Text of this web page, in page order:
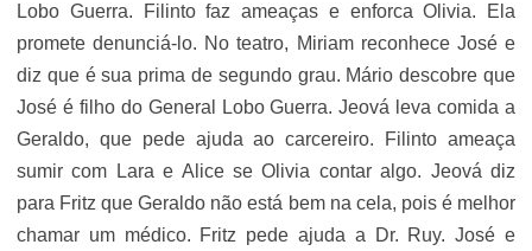
Lobo Guerra. Filinto faz ameaças e enforca Olivia. Ela
promete denunciá-lo. No teatro, Miriam reconhece José e
diz que é sua prima de segundo grau. Mário descobre que
José é filho do General Lobo Guerra. Jeová leva comida a
Geraldo, que pede ajuda ao carcereiro. Filinto ameaça
sumir com Lara e Alice se Olivia contar algo. Jeová diz
para Fritz que Geraldo não está bem na cela, pois é melhor
chamar um médico. Fritz pede ajuda a Dr. Ruy. José e